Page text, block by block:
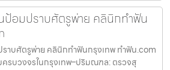
ป้อมปราบศัตรูพ่าย คลินิกทำฟัน
าบศัตรูพ่าย คลินิกทำฟันกรุงเทพ ทำฟัน.com
บวงจรในกรุงเทพ–ปริมณฑล: ตรวจสุ